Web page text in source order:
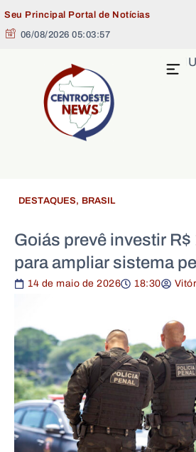
Seu Principal Portal de Notícias
06/08/2026 05:03:58
MENU
DESTAQUES, BRASIL
Goiás prevê investir
para ampliar sistema
14 de maio de 2026 18:30